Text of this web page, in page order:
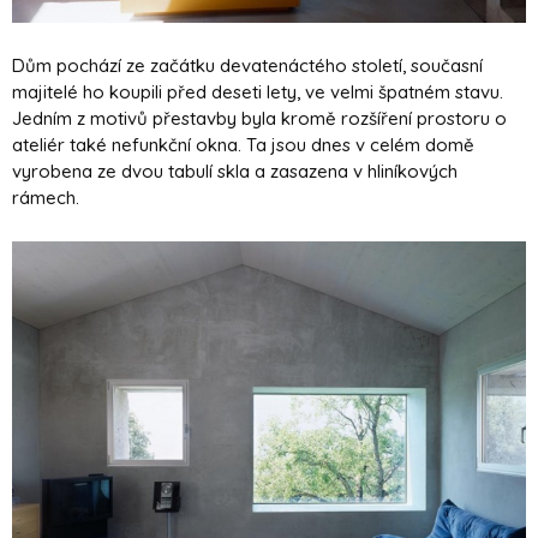
Dům pochází ze začátku devatenáctého století, současní
majitelé ho koupili před deseti lety, ve velmi špatném stavu.
Jedním z motivů přestavby byla kromě rozšíření prostoru o
ateliér také nefunkční okna. Ta jsou dnes v celém domě
vyrobena ze dvou tabulí skla a zasazena v hliníkových
rámech.